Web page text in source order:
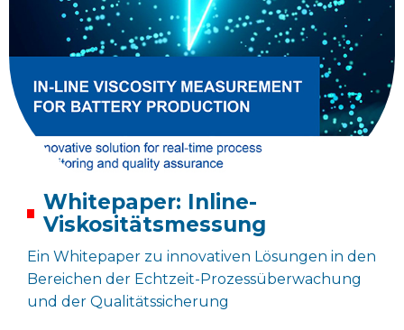
Whitepaper: Inline-
Viskositätsmessung
Ein Whitepaper zu innovativen Lösungen in den
Bereichen der Echtzeit-Prozessüberwachung
und der Qualitätssicherung